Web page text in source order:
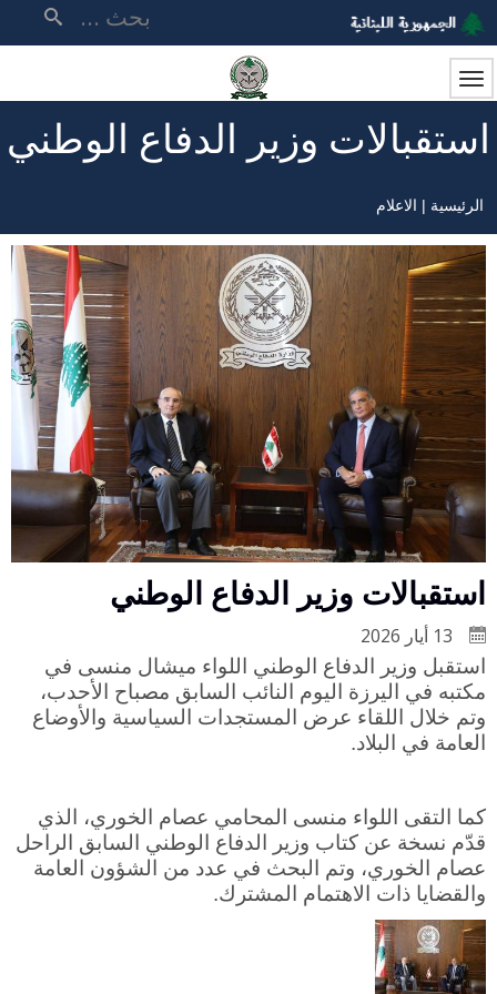
تجاوز
إلى
المحتوى
الرئيسي
استقبالات وزير الدفاع الوطني
مسار
التنقل
الرئيسية الاعلام
استقبالات وزير الدفاع الوطني
استقبل وزير الدفاع الوطني اللواء ميشال منسى في
مكتبه في اليرزة اليوم النائب السابق مصباح الأحدب،
وتم خلال اللقاء عرض المستجدات السياسية والأوضاع
العامة في البلاد.
كما التقى اللواء منسى المحامي عصام الخوري، الذي
قدّم نسخة عن كتاب وزير الدفاع الوطني السابق الراحل
عصام الخوري، وتم البحث في عدد من الشؤون العامة
والقضايا ذات الاهتمام المشترك.